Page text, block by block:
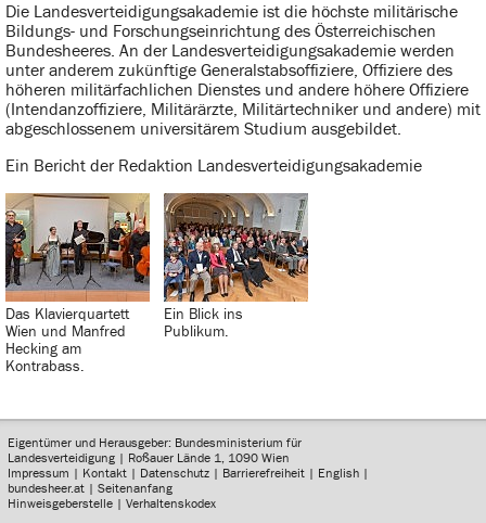
Die Landesverteidigungsakademie ist die höchste militärische
Bildungs- und Forschungseinrichtung des Österreichischen
Bundesheeres. An der Landesverteidigungsakademie werden
unter anderem zukünftige Generalstabsoffiziere, Offiziere des
höheren militärfachlichen Dienstes und andere höhere Offiziere
(Intendanzoffiziere, Militärärzte, Militärtechniker und andere) mit
abgeschlossenem universitärem Studium ausgebildet.
Ein Bericht der Redaktion Landesverteidigungsakademie
Das Klavierquartett
Wien und Manfred
Hecking am
Kontrabass.
Ein Blick ins
Publikum.
Eigentümer und Herausgeber: Bundesministerium für
Landesverteidigung | Roßauer Lände 1, 1090 Wien
Impressum | Kontakt | Datenschutz | Barrierefreiheit | English |
bundesheer.at |Seitenanfang
Hinweisgeberstelle |Verhaltenskodex